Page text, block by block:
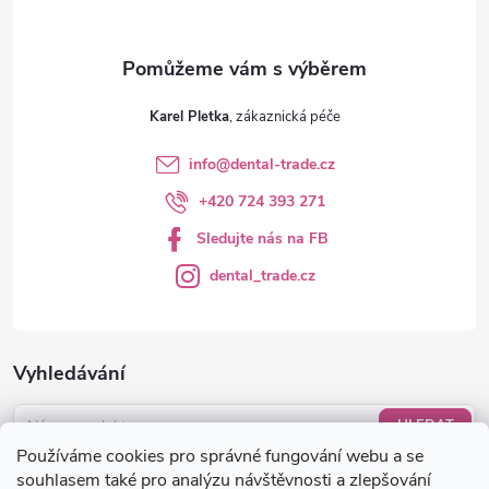
Používáme cookies pro správné fungování webu a se
souhlasem také pro analýzu návštěvnosti a zlepšování
Vyhledávání
HLEDAT
Nákupní košík
Karel Pletka
info@dental-trade.cz
+420 724 393 271
Sledujte nás na FB
dental_trade.cz